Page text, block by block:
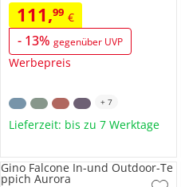
111,99 €
- 13% gegenüber UVP
Werbepreis
+ 7
Lieferzeit: bis zu 7 Werktage
Gino Falcone In-und Outdoor-Te
ppich Aurora